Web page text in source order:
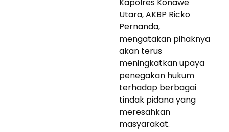
Kapolres Konawe
Utara, AKBP Ricko
Pernanda,
mengatakan pihaknya
akan terus
meningkatkan upaya
penegakan hukum
terhadap berbagai
tindak pidana yang
meresahkan
masyarakat.